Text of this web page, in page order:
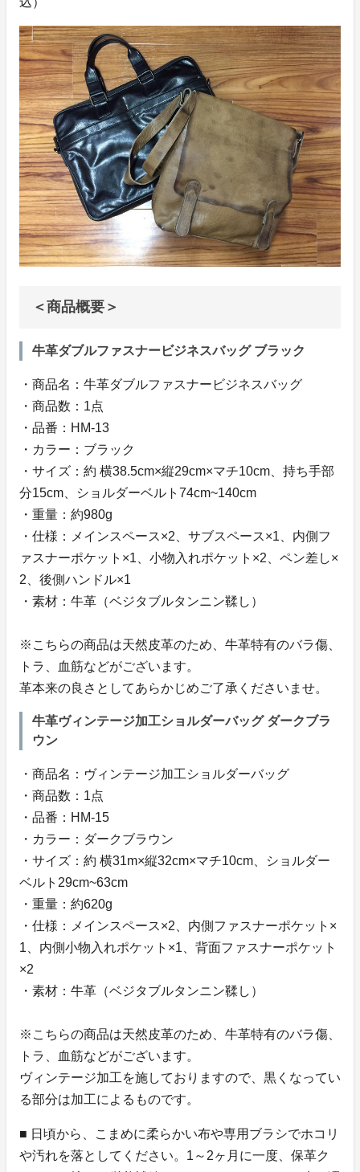
＜商品概要＞
牛革ダブルファスナービジネスバッグ ブラック
・商品名：牛革ダブルファスナービジネスバッグ
・商品数：1点
・品番：HM-13
・カラー：ブラック
・サイズ：約 横38.5cm×縦29cm×マチ10cm、持ち手部
分15cm、ショルダーベルト74cm~140cm
・重量：約980g
・仕様：メインスペース×2、サブスペース×1、内側フ
ァスナーポケット×1、小物入れポケット×2、ペン差し×
2、後側ハンドル×1
・素材：牛革（ベジタブルタンニン鞣し）
※こちらの商品は天然皮革のため、牛革特有のバラ傷、
トラ、血筋などがございます。
革本来の良さとしてあらかじめご了承くださいませ。
牛革ヴィンテージ加工ショルダーバッグ ダークブラ
ウン
・商品名：ヴィンテージ加工ショルダーバッグ
・商品数：1点
・品番：HM-15
・カラー：ダークブラウン
・サイズ：約 横31m×縦32cm×マチ10cm、ショルダー
ベルト29cm~63cm
・重量：約620g
・仕様：メインスペース×2、内側ファスナーポケット×
1、内側小物入れポケット×1、背面ファスナーポケット
×2
・素材：牛革（ベジタブルタンニン鞣し）
※こちらの商品は天然皮革のため、牛革特有のバラ傷、
トラ、血筋などがございます。
ヴィンテージ加工を施しておりますので、黒くなってい
る部分は加工によるものです。
■ 日頃から、こまめに柔らかい布や専用ブラシでホコリ
や汚れを落としてください。1～2ヶ月に一度、保革ク